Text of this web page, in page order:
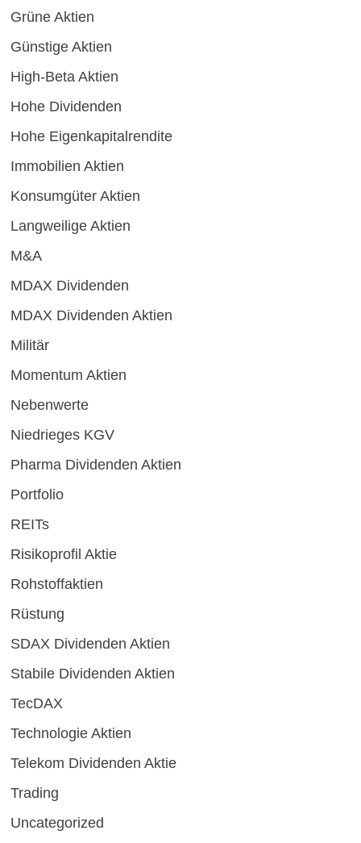
Grüne Aktien
Günstige Aktien
High-Beta Aktien
Hohe Dividenden
Hohe Eigenkapitalrendite
Immobilien Aktien
Konsumgüter Aktien
Langweilige Aktien
M&A
MDAX Dividenden
MDAX Dividenden Aktien
Militär
Momentum Aktien
Nebenwerte
Niedrieges KGV
Pharma Dividenden Aktien
Portfolio
REITs
Risikoprofil Aktie
Rohstoffaktien
Rüstung
SDAX Dividenden Aktien
Stabile Dividenden Aktien
TecDAX
Technologie Aktien
Telekom Dividenden Aktie
Trading
Uncategorized